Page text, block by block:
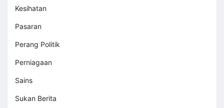
Kesihatan
Pasaran
Perang Politik
Perniagaan
Sains
Sukan Berita